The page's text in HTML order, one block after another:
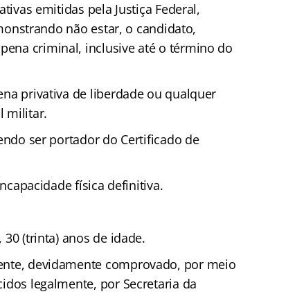
emitidas pela Justiça Federal,
não estar, o candidato,
criminal, inclusive até o término do
privativa de liberdade ou qualquer
militar.
ser portador do Certificado de
física definitiva.
(trinta) anos de idade.
devidamente comprovado, por meio
legalmente, por Secretaria da